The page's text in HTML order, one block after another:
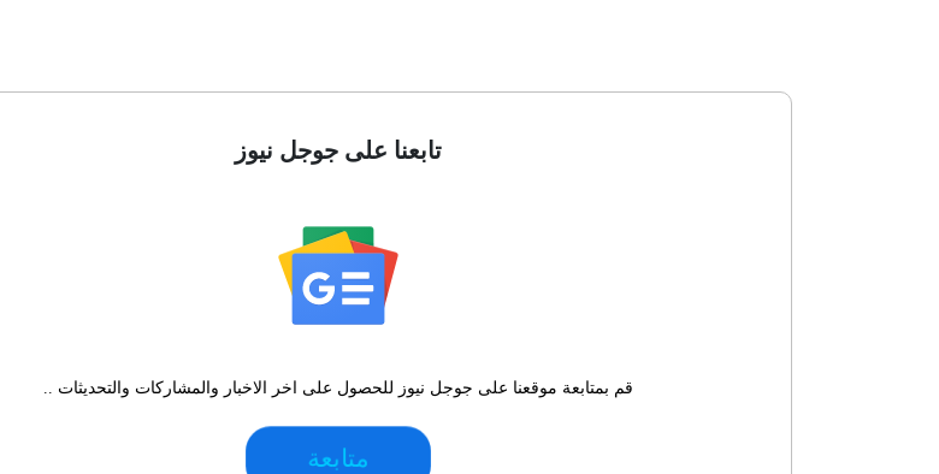
تابعنا على جوجل نيوز
قم بمتابعة موقعنا على جوجل نيوز للحصول على اخر الاخبار والمشاركات والتحديثات ..
متابعة